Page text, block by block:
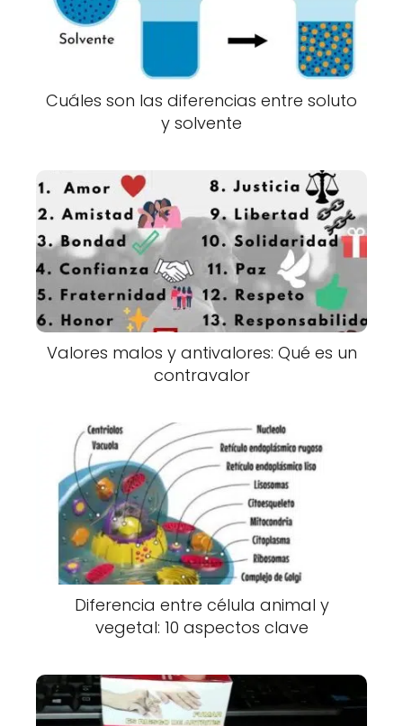
Cuáles son las diferencias entre soluto
y solvente
Valores malos y antivalores: Qué es un
contravalor
Diferencia entre célula animal y
vegetal: 10 aspectos clave